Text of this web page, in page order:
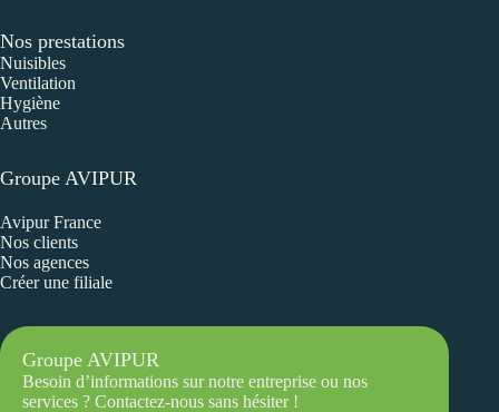
Nos prestations
Nuisibles
Ventilation
Hygiène
Autres
Groupe AVIPUR
Avipur France
Nos clients
Nos agences
Créer une filiale
Groupe AVIPUR
Besoin d’informations sur notre entreprise ou nos
services ? Contactez-nous sans hésiter !